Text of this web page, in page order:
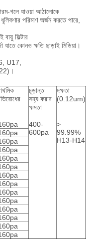
গলে যাওয়া আঠালোকে
পরিমাণ অর্জন করতে পারে,
বায়ু ফিল্টার
যাতে কোনও ক্ষতি ছাড়াই মিডিয়া।
U17,
চূড়ান্ত
সহ্য করার
ক্ষমতা
দক্ষতা
(0.12um)
400-
600pa
>
99.99%
H13-H14